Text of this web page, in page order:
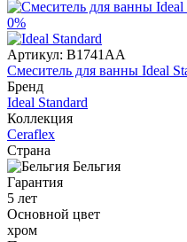
0%
Артикул: B1741AA
Смеситель для ванны Ideal
Бренд
Ideal Standard
Коллекция
Ceraflex
Страна
Бельгия
Гарантия
5 лет
Основной цвет
хром